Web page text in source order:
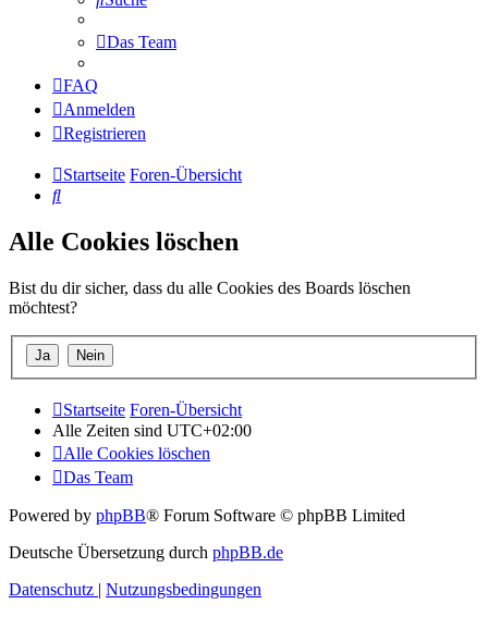
Das Team
FAQ
Anmelden
Registrieren
Startseite Foren-Übersicht
Suche
Alle Cookies löschen
Bist du dir sicher, dass du alle Cookies des Boards löschen
möchtest?
Startseite Foren-Übersicht
Alle Zeiten sind UTC+02:00
Alle Cookies löschen
Das Team
Powered by phpBB® Forum Software © phpBB Limited
Deutsche Übersetzung durch phpBB.de
Datenschutz | Nutzungsbedingungen